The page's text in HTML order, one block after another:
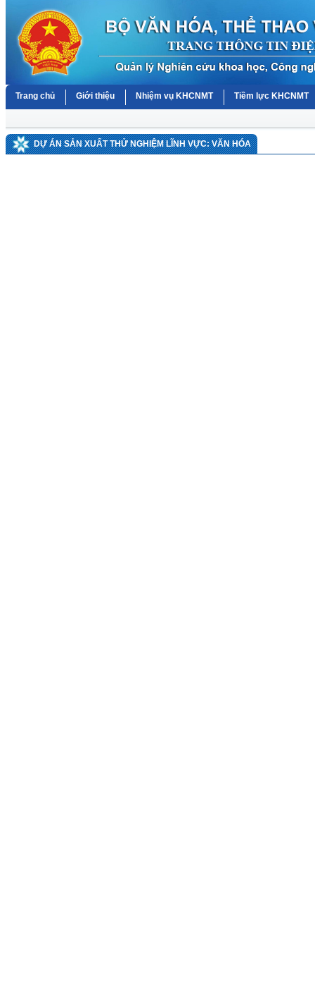
Trang chủ Giới thiệu Nhiệm vụ KHCNMT Tiềm lực KHCNMT
DỰ ÁN SẢN XUẤT THỬ NGHIỆM LĨNH VỰC: VĂN HÓA